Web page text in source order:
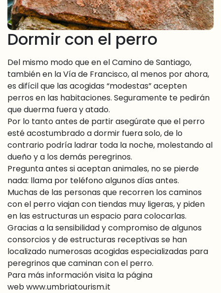
Dormir con el perro
Del mismo modo que en el Camino de Santiago,
también en la Vía de Francisco, al menos por ahora,
es difícil que las acogidas “modestas” acepten
perros en las habitaciones. Seguramente te pedirán
que duerma fuera y atado.
Por lo tanto antes de partir asegúrate que el perro
esté acostumbrado a dormir fuera solo, de lo
contrario podría ladrar toda la noche, molestando al
dueño y a los demás peregrinos.
Pregunta antes si aceptan animales, no se pierde
nada: llama por teléfono algunos días antes.
Muchas de las personas que recorren los caminos
con el perro viajan con tiendas muy ligeras, y piden
en las estructuras un espacio para colocarlas.
Gracias a la sensibilidad y compromiso de algunos
consorcios y de estructuras receptivas se han
localizado numerosas acogidas especializadas para
peregrinos que caminan con el perro.
Para más información visita la página
webwww.umbriatourism.it